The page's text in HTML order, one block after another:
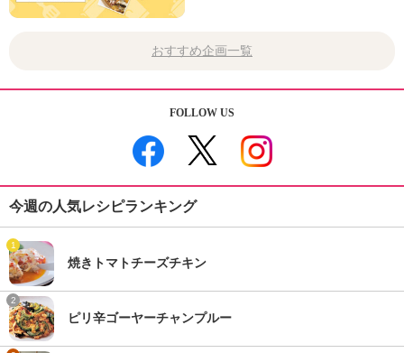
おすすめ企画一覧
FOLLOW US
今週の人気レシピランキング
1
焼きトマトチーズチキン
2
ピリ辛ゴーヤーチャンプルー